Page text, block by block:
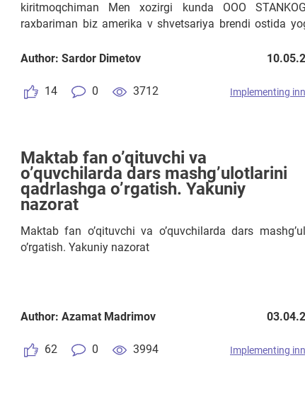
kiritmoqchiman Men xozirgi kunda OOO
raxbariman biz amerika v shvetsariya brendi ostida
mening taklifim menga bitta bizga togri keladigon
Author: Sardor Dimetov
14 0 3712 Implementing
Maktab fan o’qituvchi va
o’quvchilarda dars mashg’ulotlarini
qadrlashga o’rgatish. Yakuniy
nazorat
Maktab fan o’qituvchi va o’quvchilarda dars
o’rgatish. Yakuniy nazorat
Author: Azamat Madrimov
62 0 3994 Implementing